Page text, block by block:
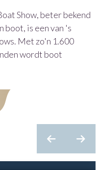
Show, beter bekend
boot, is een van 's
Met zo'n 1.600
wordt boot